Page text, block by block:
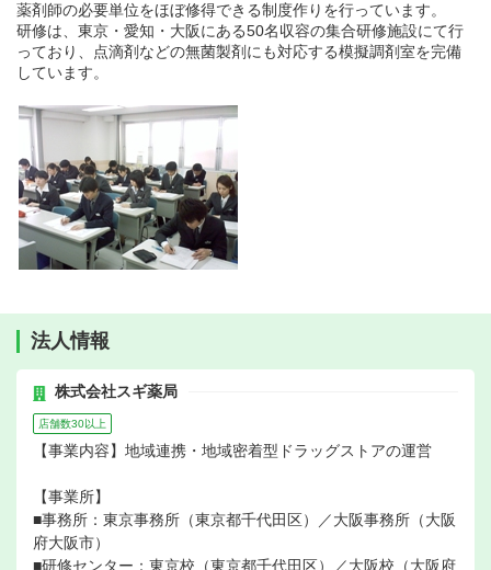
薬剤師の必要単位をほぼ修得できる制度作りを行っています。
研修は、東京・愛知・大阪にある50名収容の集合研修施設にて行
っており、点滴剤などの無菌製剤にも対応する模擬調剤室を完備
しています。
法人情報
株式会社スギ薬局
店舗数30以上
【事業内容】地域連携・地域密着型ドラッグストアの運営
【事業所】
■事務所：東京事務所（東京都千代田区）／大阪事務所（大阪
府大阪市）
■研修センター：東京校（東京都千代田区）／大阪校（大阪府